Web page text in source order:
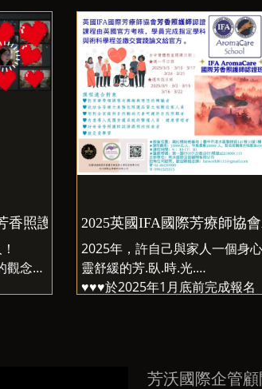
鐘又想
下
這種輕鬆舒爽的感覺，你也可以
帶進生活！
我們即將在6月27日舉辦一場
《探索芳香照護溫暖魔法》講
座，邀請你一起來體驗芳香照護
的植物魔法，讓森林般的清新氣
息撫平你的疲憊，再度找回內心
的平靜！
香照護師認證課程開班啦！
觀念與
2025英國IFA國際芳療師協
2025年，許自己與家人一個身心
靈舒緩的芳.臥.時.光.
♥♥♥於2025年1月底前完成報名
芳沃國際企管